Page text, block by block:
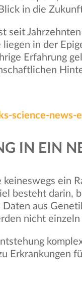
in die
seit
in der
Erfahrung
science-news-
IN EIN
ein
besteht darin,
aus
nicht
Erkrankungen